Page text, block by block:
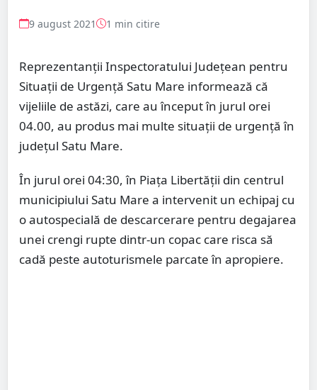
9 august 2021 1 min citire
Reprezentanții Inspectoratului Județean pentru
Situații de Urgență Satu Mare informează că
vijeliile de astăzi, care au început în jurul orei
04.00, au produs mai multe situații de urgență în
județul Satu Mare.
În jurul orei 04:30, în Piața Libertății din centrul
municipiului Satu Mare a intervenit un echipaj cu
o autospecială de descarcerare pentru degajarea
unei crengi rupte dintr-un copac care risca să
cadă peste autoturismele parcate în apropiere.